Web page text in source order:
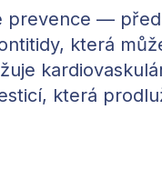
prevence —
která
která